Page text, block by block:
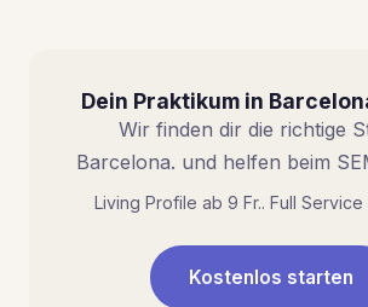
Dein Praktikum in
Wir finden dir die richtige
Barcelona. und helfen beim
Living Profile ab 9 Fr.. Full Service
Kostenlos starten